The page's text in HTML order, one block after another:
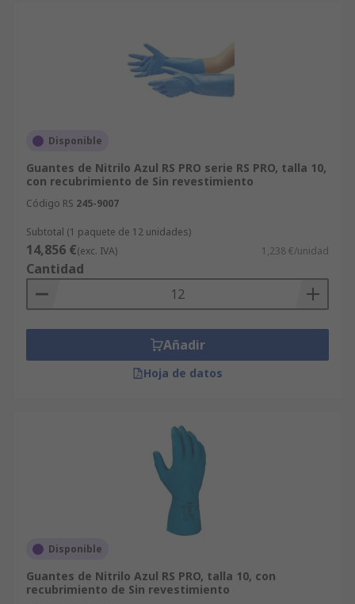
Disponible
Guantes de Nitrilo Azul RS PRO serie RS PRO, talla 10,
con recubrimiento de Sin revestimiento
Código RS 245-9007
Subtotal (1 paquete de 12 unidades)
14,856 €(exc. IVA) 1,238 €/unidad
Cantidad
Añadir
Hoja de datos
Disponible
Guantes de Nitrilo Azul RS PRO, talla 10, con
recubrimiento de Sin revestimiento